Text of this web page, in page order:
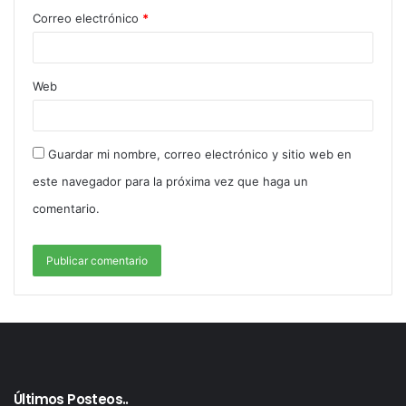
Fue así que las hermanas comenzaron ese verano la
idea de vender en Mar de Cobo, esos famosos
alfajores que ya gustaban entre amigos y familiares.
rememora Noelia y casi a dúo festejan “
Correo electrónico *
Web
Guardar mi nombre, correo electrónico y sitio web en
este navegador para la próxima vez que haga un
comentario.
Últimos Posteos..